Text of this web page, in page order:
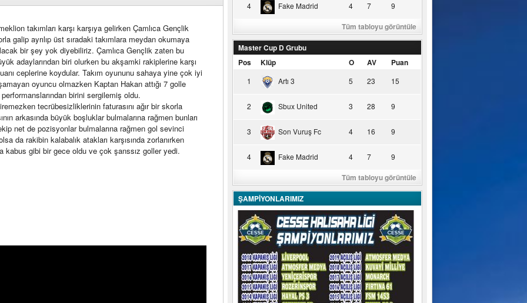
takımları karşı karşıya gelirken Çamlıca Gençlik
galip ayrılıp üst sıradaki takımlara meydan okumaya
bir şey yok diyebiliriz. Çamlıca Gençlik zaten bu
adaylarından biri olurken bu akşamki rakiplerine karşı
ceplerine koydular. Takım oyununu sahaya yine çok iyi
oyuncu olmazken Kaptan Hakan attığı 7 golle
birini sergilemiş oldu.
tecrübesizliklerinin faturasını ağır bir skorla
arkasında büyük boşluklar bulmalarına rağmen bunları
net de pozisyonlar bulmalarına rağmen gol sevinci
da rakibin kalabalık atakları karşısında zorlanırken
kabus gibi bir gece oldu ve çok şanssız goller yedi.
4 Fake Madrid 4 7 9
Tüm tabloyu görüntüle
Master Cup D Grubu
Pos
Klüp O AV Puan
1 Artı 3 5 23 15
2 Sbux United 3 28 9
3 Son Vuruş Fc 4 16 9
4 Fake Madrid 4 7 9
Tüm tabloyu görüntüle
ŞAMPİYONLARIMIZ